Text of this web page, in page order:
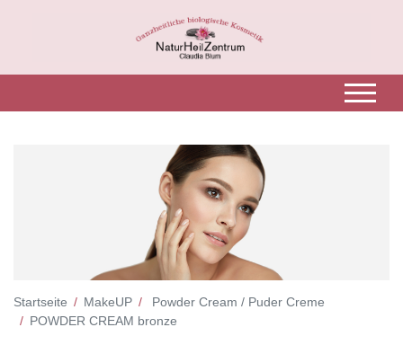
Startseite MakeUP
Powder Cream / Puder Creme
POWDER CREAM bronze